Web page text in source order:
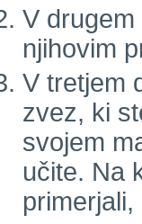
V
njihovim
V tretjem
zvez, ki
svojem
učite. Na